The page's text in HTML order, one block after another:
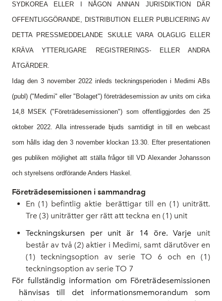
SYDKOREA ELLER I NÅGON ANNAN JURISDIKTION DÄR
OFFENTLIGGÖRANDE, DISTRIBUTION ELLER PUBLICERING AV
DETTA PRESSMEDDELANDE SKULLE VARA OLAGLIG ELLER
KRÄVA YTTERLIGARE REGISTRERINGS- ELLER ANDRA
ÅTGÄRDER.
Idag den 3 november 2022 inleds teckningsperioden i Medimi ABs
(publ) ("Medimi" eller "Bolaget") företrädesemission av units om cirka
14,8 MSEK ("Företrädesemissionen") som offentliggjordes den 25
oktober 2022. Alla intresserade bjuds samtidigt in till en webcast
som hålls idag den 3 november klockan 13.30. Efter presentationen
ges publiken möjlighet att ställa frågor till VD Alexander Johansson
och styrelsens ordförande Anders Haskel.
Företrädesemissionen i sammandrag
En (1) befintlig aktie berättigar till en (1) uniträtt.
Tre (3) uniträtter ger rätt att teckna en (1) unit
Teckningskursen per unit är 14 öre. Varje unit
består av två (2) aktier i Medimi, samt därutöver en
(1) teckningsoption av serie TO 6 och en (1)
teckningsoption av serie TO 7
För fullständig information om Företrädesemissionen
hänvisas till det informationsmemorandum som